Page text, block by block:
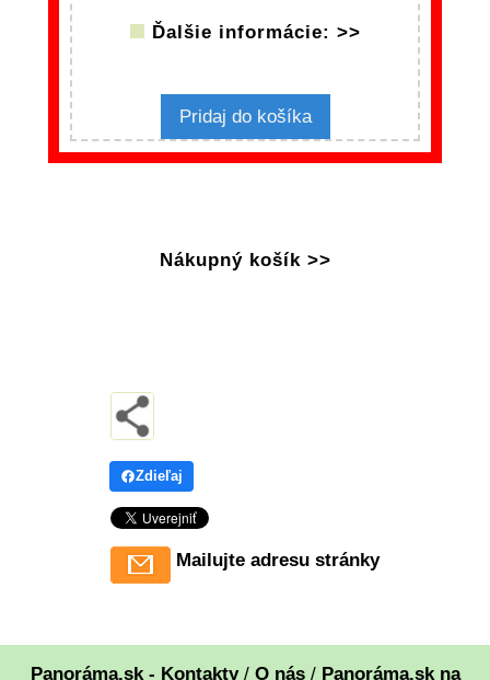
Ďalšie informácie: >>
Pridaj do košíka
Nákupný košík >>
Zdieľaj
Mailujte adresu stránky
Panoráma.sk - Kontakty/ O nás/ Panoráma.sk na